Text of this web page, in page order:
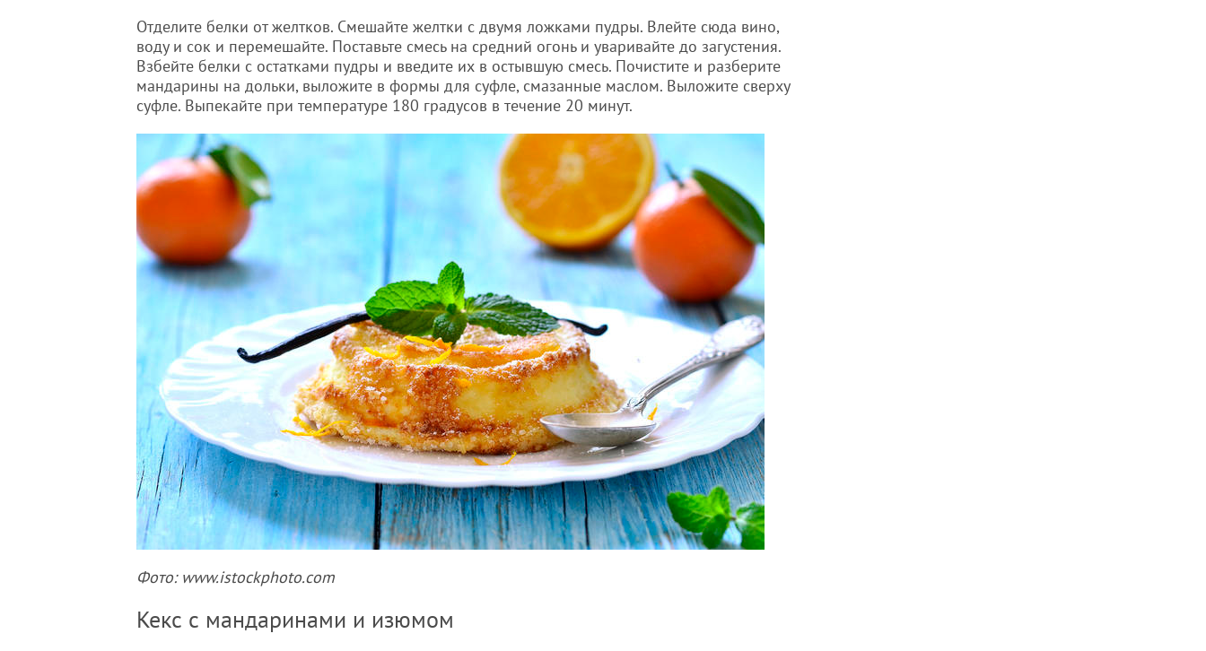
Отделите белки от желтков. Смешайте желтки с двумя ложками пудры. Влейте сюда вино,
воду и сок и перемешайте. Поставьте смесь на средний огонь и уваривайте до загустения.
Взбейте белки с остатками пудры и введите их в остывшую смесь. Почистите и разберите
мандарины на дольки, выложите в формы для суфле, смазанные маслом. Выложите сверху
суфле. Выпекайте при температуре 180 градусов в течение 20 минут.
Фото: www.istockphoto.com
Кекс с мандаринами и изюмом